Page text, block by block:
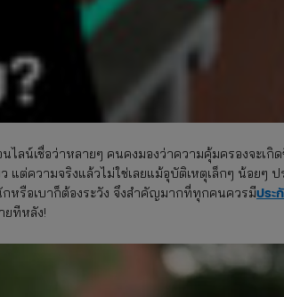
ไลน์เชื่อว่าหลายๆ คนคงมองว่าความคุ้มครองจะเ
แต่ความจริงแล้วไม่ใช่เลยแม้อุบัติเหตุเล็กๆ น้อยๆ
หรือเบาก็ต้องระวัง จึงสำคัญมากที่ทุกคนควรมีประ
ยทีหลัง!